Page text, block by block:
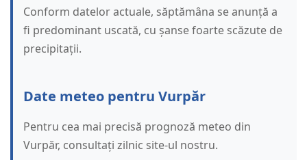
Conform datelor actuale, săptămâna se anunță a
fi predominant uscată, cu șanse foarte scăzute de
precipitații.
Date meteo pentru Vurpăr
Pentru cea mai precisă prognoză meteo din
Vurpăr, consultați zilnic site-ul nostru.